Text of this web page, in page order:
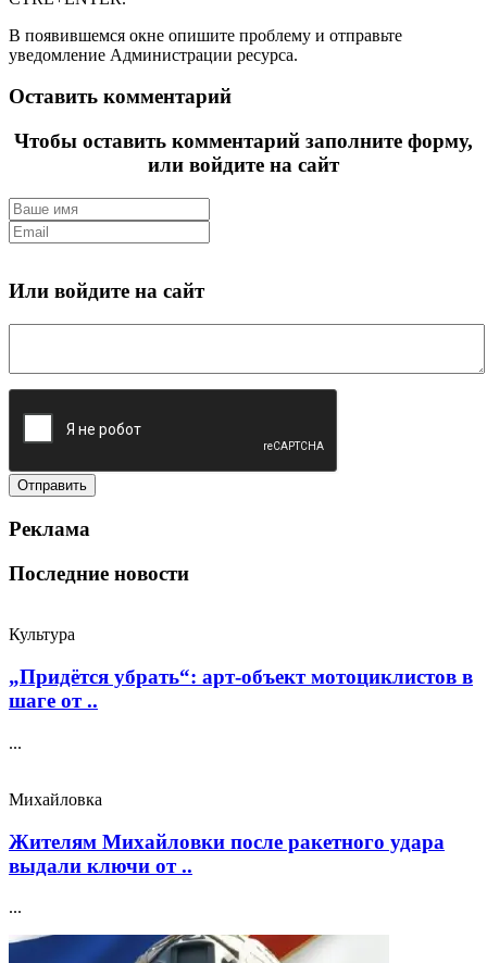
В появившемся окне опишите проблему и отправьте
уведомление Администрации ресурса.
Оставить комментарий
Чтобы оставить комментарий заполните форму,
или войдите на сайт
Или войдите на сайт
Реклама
Последние новости
Культура
„Придётся убрать“: арт‑объект мотоциклистов в
шаге от ..
...
Михайловка
Жителям Михайловки после ракетного удара
выдали ключи от ..
...